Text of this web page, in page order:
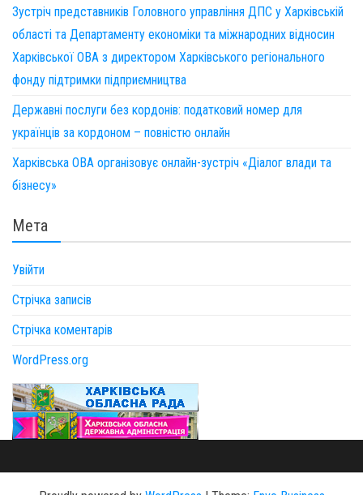
Зустріч представників Головного управління ДПС у Харківській
області та Департаменту економіки та міжнародних відносин
Харківської ОВА з директором Харківського регіонального
фонду підтримки підприємництва
Державні послуги без кордонів: податковий номер для
українців за кордоном – повністю онлайн
Харківська ОВА організовує онлайн-зустріч «Діалог влади та
бізнесу»
Мета
Увійти
Стрічка записів
Стрічка коментарів
WordPress.org